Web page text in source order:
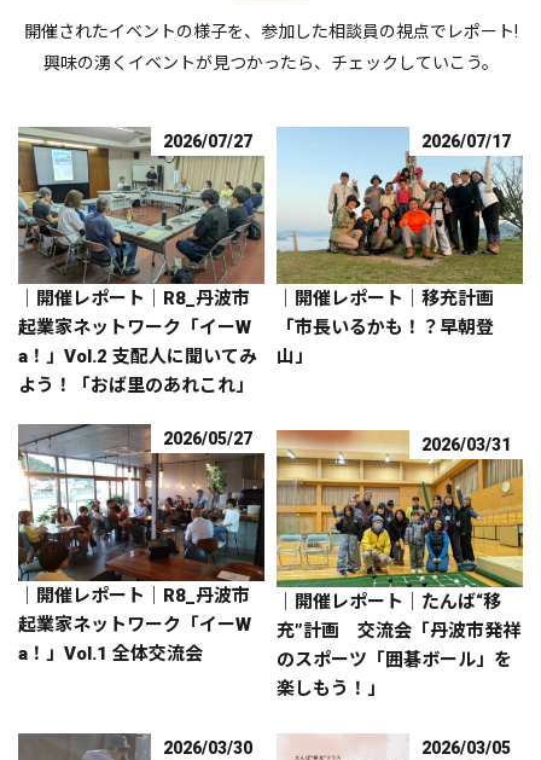
開催されたイベントの様子を、参加した相談員の視点でレポート!
興味の湧くイベントが見つかったら、チェックしていこう。
2026/07/27
｜開催レポート｜R8_丹波市
起業家ネットワーク「イーW
a！」Vol.2 支配人に聞いてみ
よう！「おば里のあれこれ」
2026/07/17
｜開催レポート｜移充計画
「市長いるかも！？早朝登
山」
2026/05/27
｜開催レポート｜R8_丹波市
起業家ネットワーク「イーW
a！」Vol.1 全体交流会
2026/03/31
｜開催レポート｜たんば“移
充”計画 交流会「丹波市発祥
のスポーツ「囲碁ボール」を
楽しもう！」
2026/03/30 2026/03/05